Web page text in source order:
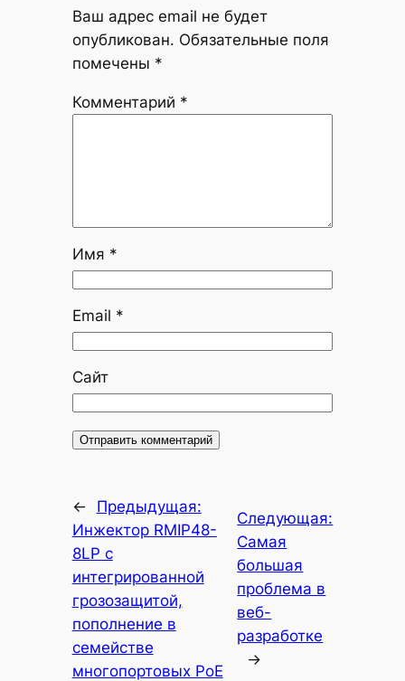
Ваш адрес email не будет
опубликован. Обязательные поля
помечены *
Комментарий *
Имя *
Email *
Сайт
←
Предыдущая:
Инжектор RMIP48-
8LP с
интегрированной
грозозащитой,
пополнение в
семействе
многопортовых PoE
Следующая:
Самая
большая
проблема в
веб-
разработке
→